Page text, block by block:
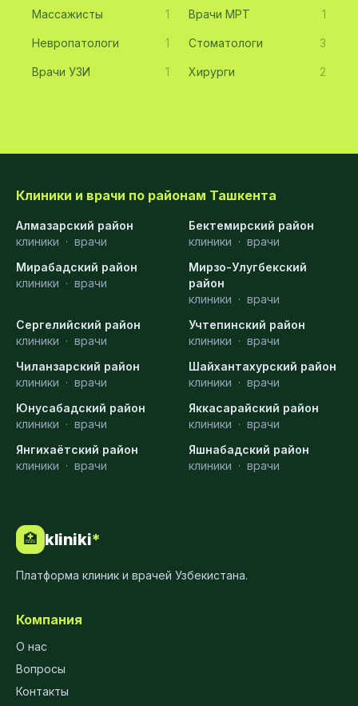
Массажисты 1 Врачи МРТ 1
Невропатологи 1 Стоматологи 3
Врачи УЗИ 1 Хирурги 2
Клиники и врачи по районам Ташкента
Алмазарский район
клиники · врачи
Бектемирский район
клиники · врачи
Мирабадский район
клиники · врачи
Мирзо-Улугбекский
район
клиники · врачи
Сергелийский район
клиники · врачи
Учтепинский район
клиники · врачи
Чиланзарский район
клиники · врачи
Шайхантахурский район
клиники · врачи
Юнусабадский район
клиники · врачи
Яккасарайский район
клиники · врачи
Янгихаётский район
клиники · врачи
Яшнабадский район
клиники · врачи
🏥 kliniki*
Платформа клиник и врачей Узбекистана.
Компания
О нас
Вопросы
Контакты